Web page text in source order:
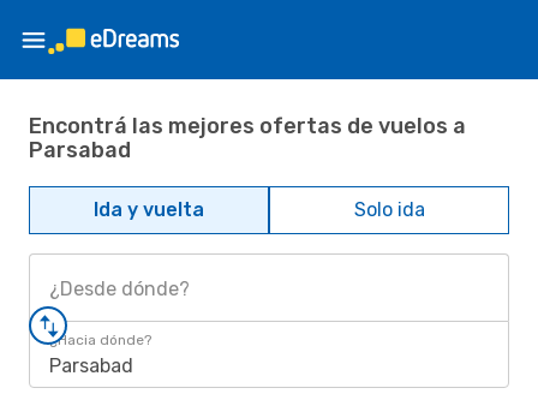
Encontrá las mejores ofertas de vuelos a
Parsabad
Ida y vuelta Solo ida
¿Desde dónde?
¿Hacia dónde?
Parsabad